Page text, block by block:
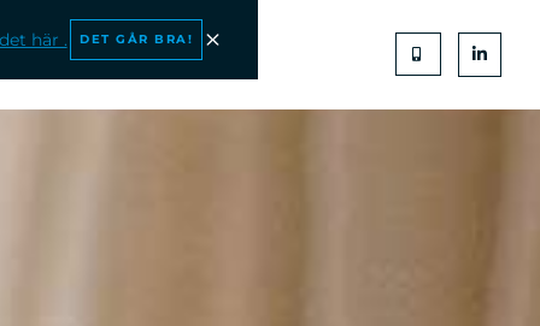
här . DET GÅR BRA!